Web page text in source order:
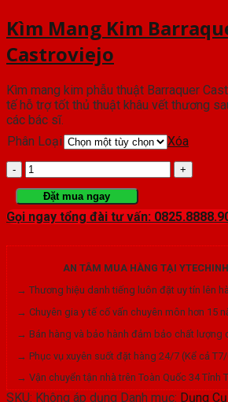
Kìm Mang Kim
Castroviejo
Kìm mang kim phẫu thuật Barraquer
tế hỗ trợ tốt thủ thuật khâu vết thương
các bác sĩ.
Phân Loại
Xóa
Kìm
Mang
Kim
Barraquer
Castroviejo
lượng
Đặt mua ngay
Gọi ngay tổng đài tư vấn:
AN TÂM MUA HÀNG TẠI
→ Thương hiệu danh tiếng luôn đặt uy tín lên
→ Chuyên gia y tế cố vấn chuyên môn hơn 15
→ Bán hàng và bảo hành đảm bảo chất lượng
→ Phục vụ xuyên suốt đặt hàng 24/7 (Kể cả T7/
→ Vận chuyển tận nhà trên Toàn Quốc 34 Tỉnh
SKU: Không áp dụng Danh mục: Dụng